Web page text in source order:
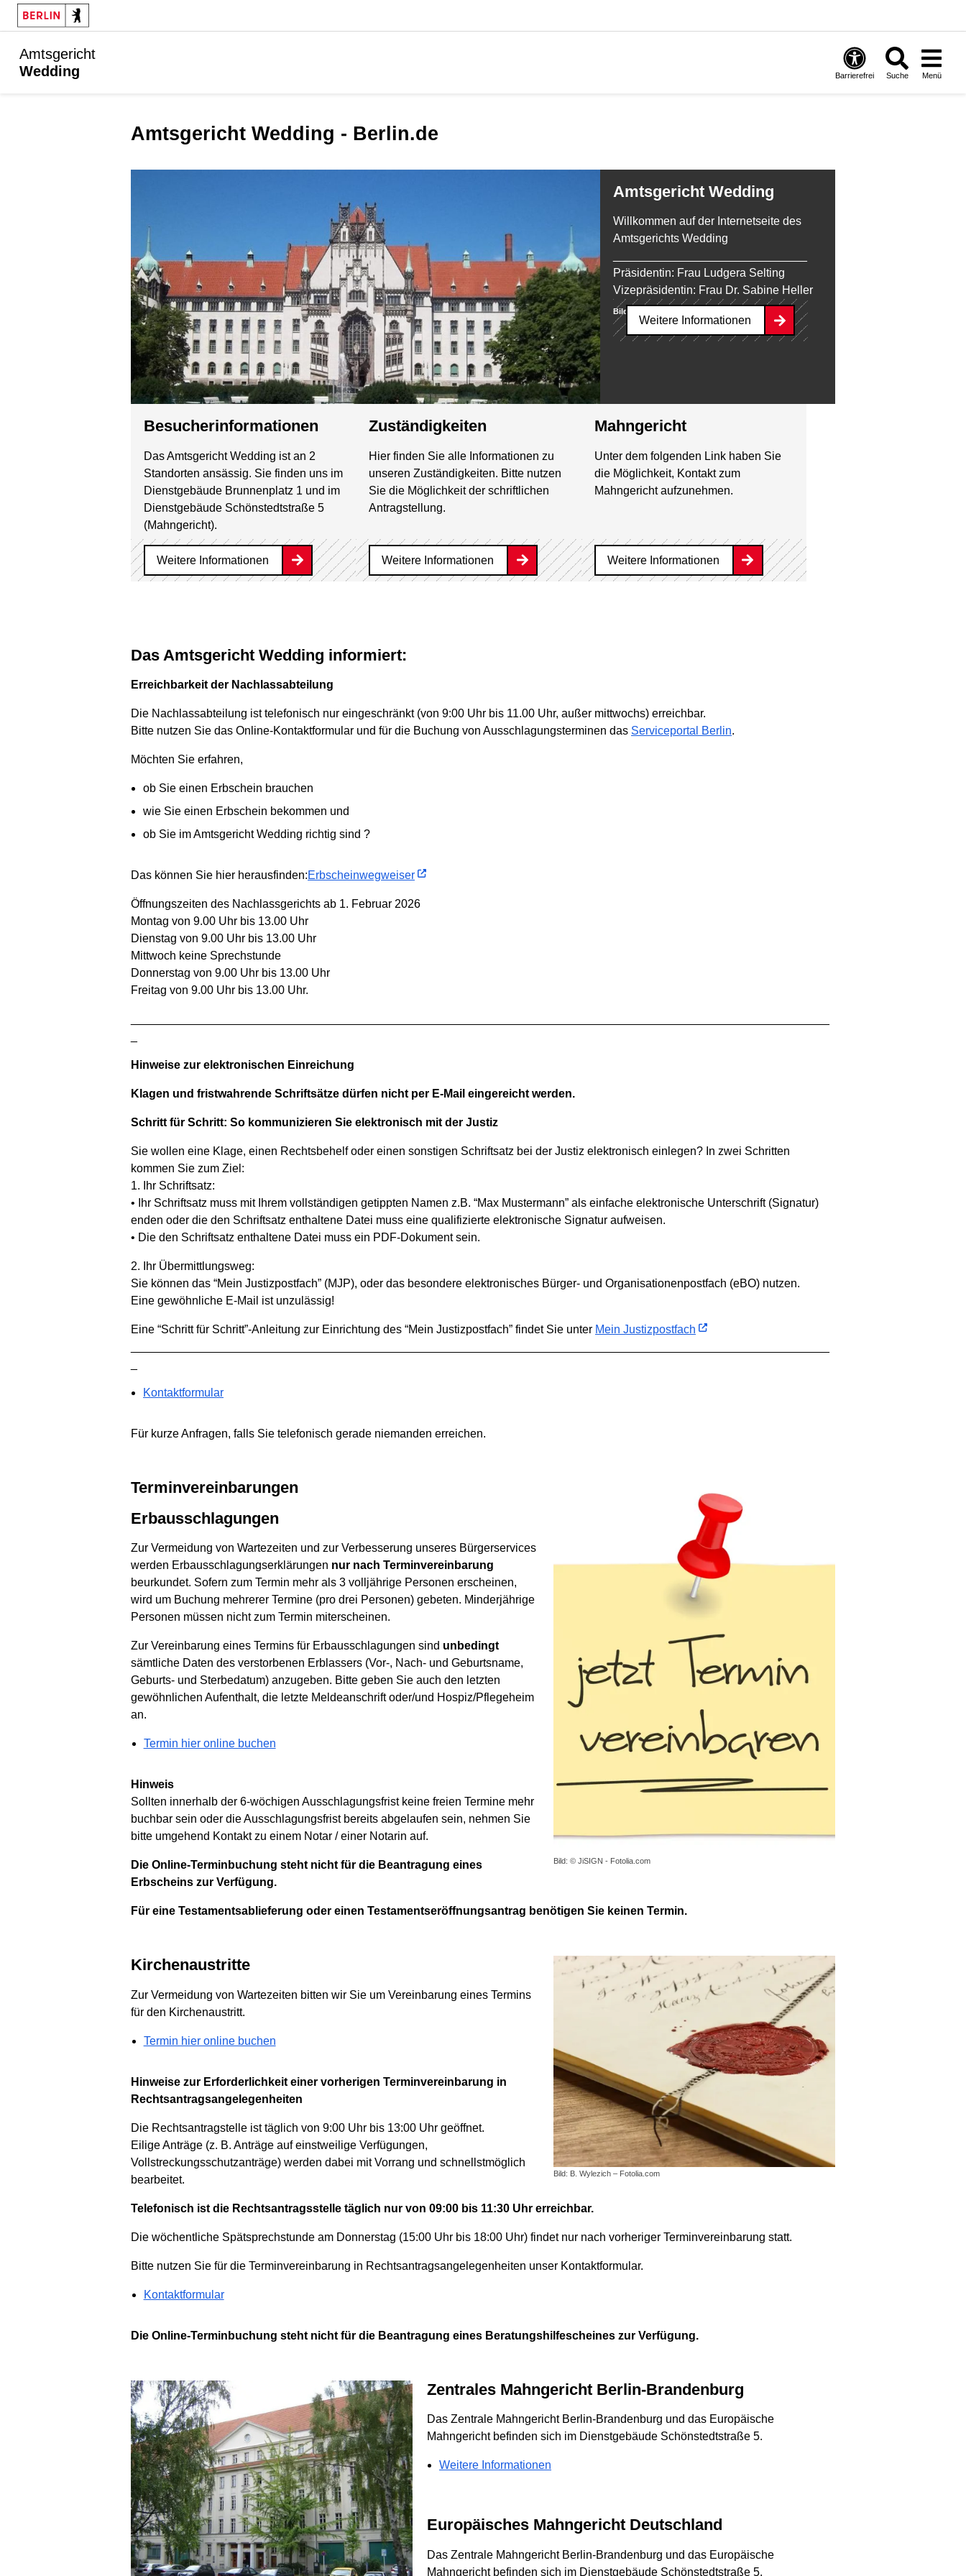
Amtsgericht
Wedding
Barrierefrei Suche Menü
Amtsgericht Wedding - Berlin.de
Amtsgericht Wedding
Willkommen auf der Internetseite des
Amtsgerichts Wedding
Präsidentin: Frau Ludgera Selting
Vizepräsidentin: Frau Dr. Sabine Heller
Weitere Informationen
Bild:
Besucherinformationen
Das Amtsgericht Wedding ist an 2
Standorten ansässig. Sie finden uns im
Dienstgebäude Brunnenplatz 1 und im
Dienstgebäude Schönstedtstraße 5
(Mahngericht).
Weitere Informationen
Zuständigkeiten
Hier finden Sie alle Informationen zu
unseren Zuständigkeiten. Bitte nutzen
Sie die Möglichkeit der schriftlichen
Antragstellung.
Weitere Informationen
Mahngericht
Unter dem folgenden Link haben Sie
die Möglichkeit, Kontakt zum
Mahngericht aufzunehmen.
Weitere Informationen
Das Amtsgericht Wedding informiert:
Erreichbarkeit der Nachlassabteilung
Die Nachlassabteilung ist telefonisch nur eingeschränkt (von 9:00 Uhr bis 11.00 Uhr, außer mittwochs) erreichbar.
Bitte nutzen Sie das Online-Kontaktformular und für die Buchung von Ausschlagungsterminen das Serviceportal Berlin.
Möchten Sie erfahren,
ob Sie einen Erbschein brauchen
wie Sie einen Erbschein bekommen und
ob Sie im Amtsgericht Wedding richtig sind ?
Das können Sie hier herausfinden:Erbscheinwegweiser
Öffnungszeiten des Nachlassgerichts ab 1. Februar 2026
Montag von 9.00 Uhr bis 13.00 Uhr
Dienstag von 9.00 Uhr bis 13.00 Uhr
Mittwoch keine Sprechstunde
Donnerstag von 9.00 Uhr bis 13.00 Uhr
Freitag von 9.00 Uhr bis 13.00 Uhr.
Hinweise zur elektronischen Einreichung
Klagen und fristwahrende Schriftsätze dürfen nicht per E-Mail eingereicht werden.
Schritt für Schritt: So kommunizieren Sie elektronisch mit der Justiz
Sie wollen eine Klage, einen Rechtsbehelf oder einen sonstigen Schriftsatz bei der Justiz elektronisch einlegen? In zwei Schritten
kommen Sie zum Ziel:
1. Ihr Schriftsatz:
• Ihr Schriftsatz muss mit Ihrem vollständigen getippten Namen z.B. “Max Mustermann” als einfache elektronische Unterschrift (Signatur)
enden oder die den Schriftsatz enthaltene Datei muss eine qualifizierte elektronische Signatur aufweisen.
• Die den Schriftsatz enthaltene Datei muss ein PDF-Dokument sein.
2. Ihr Übermittlungsweg:
Sie können das “Mein Justizpostfach” (MJP), oder das besondere elektronisches Bürger- und Organisationenpostfach (eBO) nutzen.
Eine gewöhnliche E-Mail ist unzulässig!
Eine “Schritt für Schritt”-Anleitung zur Einrichtung des “Mein Justizpostfach” findet Sie unter Mein Justizpostfach
Kontaktformular
Für kurze Anfragen, falls Sie telefonisch gerade niemanden erreichen.
Bild: © JiSIGN - Fotolia.com
Terminvereinbarungen
Erbausschlagungen
Zur Vermeidung von Wartezeiten und zur Verbesserung unseres Bürgerservices
werden Erbausschlagungserklärungen nur nach Terminvereinbarung
beurkundet. Sofern zum Termin mehr als 3 volljährige Personen erscheinen,
wird um Buchung mehrerer Termine (pro drei Personen) gebeten. Minderjährige
Personen müssen nicht zum Termin miterscheinen.
Zur Vereinbarung eines Termins für Erbausschlagungen sind unbedingt
sämtliche Daten des verstorbenen Erblassers (Vor-, Nach- und Geburtsname,
Geburts- und Sterbedatum) anzugeben. Bitte geben Sie auch den letzten
gewöhnlichen Aufenthalt, die letzte Meldeanschrift oder/und Hospiz/Pflegeheim
an.
Termin hier online buchen
Hinweis
Sollten innerhalb der 6-wöchigen Ausschlagungsfrist keine freien Termine mehr
buchbar sein oder die Ausschlagungsfrist bereits abgelaufen sein, nehmen Sie
bitte umgehend Kontakt zu einem Notar / einer Notarin auf.
Die Online-Terminbuchung steht nicht für die Beantragung eines
Erbscheins zur Verfügung.
Für eine Testamentsablieferung oder einen Testamentseröffnungsantrag benötigen Sie keinen Termin.
Bild: B. Wylezich – Fotolia.com
Kirchenaustritte
Zur Vermeidung von Wartezeiten bitten wir Sie um Vereinbarung eines Termins
für den Kirchenaustritt.
Termin hier online buchen
Hinweise zur Erforderlichkeit einer vorherigen Terminvereinbarung in
Rechtsantragsangelegenheiten
Die Rechtsantragstelle ist täglich von 9:00 Uhr bis 13:00 Uhr geöffnet.
Eilige Anträge (z. B. Anträge auf einstweilige Verfügungen,
Vollstreckungsschutzanträge) werden dabei mit Vorrang und schnellstmöglich
bearbeitet.
Telefonisch ist die Rechtsantragsstelle täglich nur von 09:00 bis 11:30 Uhr erreichbar.
Die wöchentliche Spätsprechstunde am Donnerstag (15:00 Uhr bis 18:00 Uhr) findet nur nach vorheriger Terminvereinbarung statt.
Bitte nutzen Sie für die Terminvereinbarung in Rechtsantragsangelegenheiten unser Kontaktformular.
Kontaktformular
Die Online-Terminbuchung steht nicht für die Beantragung eines Beratungshilfescheines zur Verfügung.
Zentrales Mahngericht Berlin-Brandenburg
Das Zentrale Mahngericht Berlin-Brandenburg und das Europäische
Mahngericht befinden sich im Dienstgebäude Schönstedtstraße 5.
Weitere Informationen
Europäisches Mahngericht Deutschland
Das Zentrale Mahngericht Berlin-Brandenburg und das Europäische
Mahngericht befinden sich im Dienstgebäude Schönstedtstraße 5.